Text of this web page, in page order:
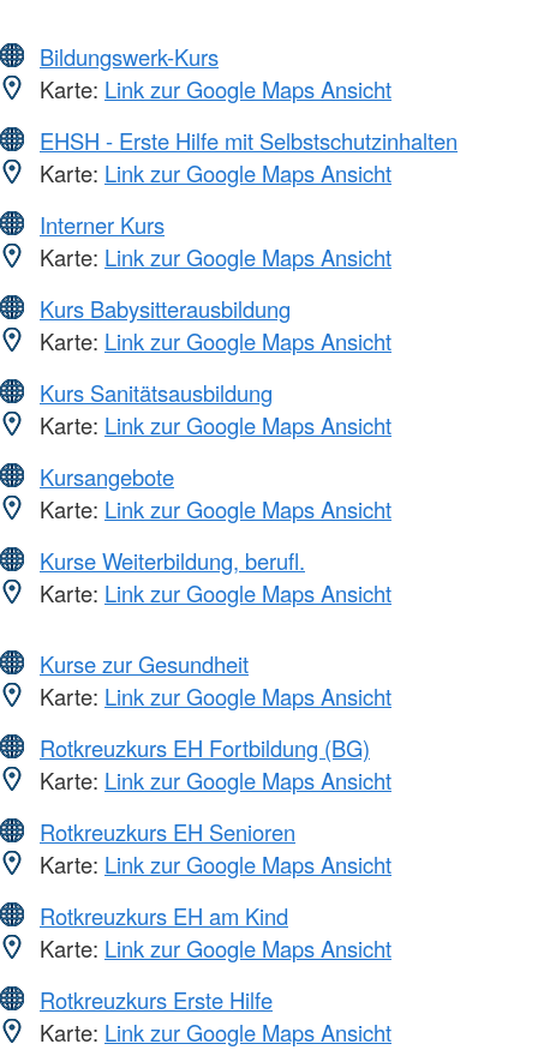
Bildungswerk-Kurs
Karte: Link zur Google Maps Ansicht
EHSH - Erste Hilfe mit Selbstschutzinhalten
Karte: Link zur Google Maps Ansicht
Interner Kurs
Karte: Link zur Google Maps Ansicht
Kurs Babysitterausbildung
Karte: Link zur Google Maps Ansicht
Kurs Sanitätsausbildung
Karte: Link zur Google Maps Ansicht
Kursangebote
Karte: Link zur Google Maps Ansicht
Kurse Weiterbildung, berufl.
Karte: Link zur Google Maps Ansicht
Kurse zur Gesundheit
Karte: Link zur Google Maps Ansicht
Rotkreuzkurs EH Fortbildung (BG)
Karte: Link zur Google Maps Ansicht
Rotkreuzkurs EH Senioren
Karte: Link zur Google Maps Ansicht
Rotkreuzkurs EH am Kind
Karte: Link zur Google Maps Ansicht
Rotkreuzkurs Erste Hilfe
Karte: Link zur Google Maps Ansicht